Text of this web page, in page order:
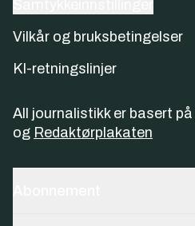
Vilkår og bruksbetingelser
KI-retningslinjer
All journalistikk er basert på
og Redaktørplakaten